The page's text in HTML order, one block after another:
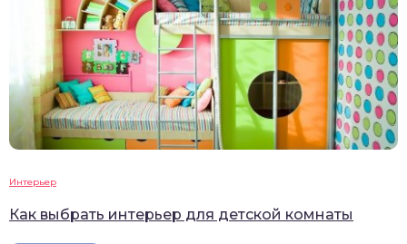
Интерьер
Как выбрать интерьер для детской комнаты